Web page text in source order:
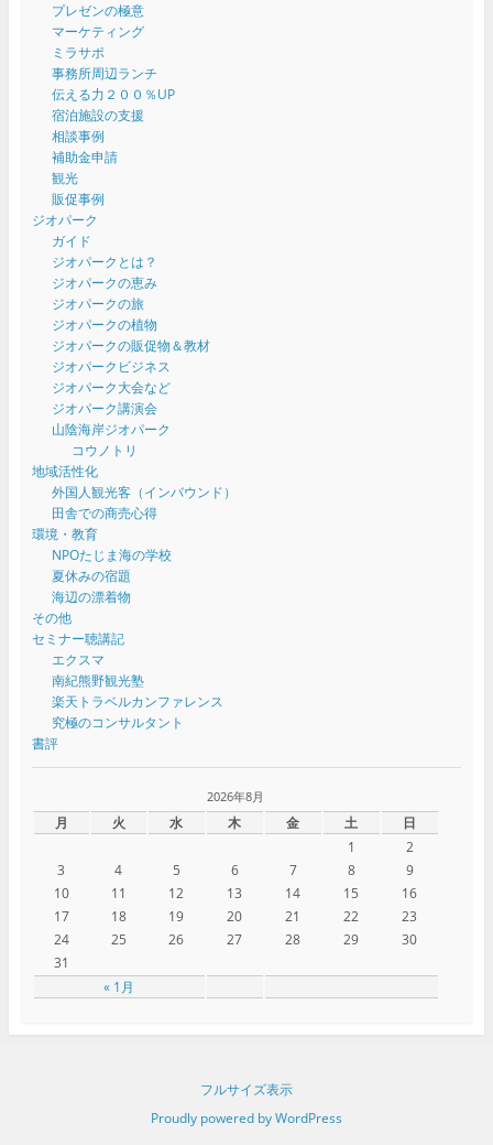
プレゼンの極意
マーケティング
ミラサポ
事務所周辺ランチ
伝える力２００％UP
宿泊施設の支援
相談事例
補助金申請
観光
販促事例
ジオパーク
ガイド
ジオパークとは？
ジオパークの恵み
ジオパークの旅
ジオパークの植物
ジオパークの販促物＆教材
ジオパークビジネス
ジオパーク大会など
ジオパーク講演会
山陰海岸ジオパーク
コウノトリ
地域活性化
外国人観光客（インバウンド）
田舎での商売心得
環境・教育
NPOたじま海の学校
夏休みの宿題
海辺の漂着物
その他
セミナー聴講記
エクスマ
南紀熊野観光塾
楽天トラベルカンファレンス
究極のコンサルタント
書評
2026年8月
月 火 水 木 金 土 日
« 1月
1
2
3
4 5 6 7 8
9
10
11 12 13 14 15
16
17
18 19 20 21 22
23
24
25 26 27 28 29
30
31
フルサイズ表示
Proudly powered by WordPress